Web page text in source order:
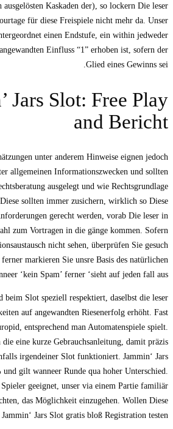
Kaskaden der), so lockern Die leser
für diese Freispiele nicht mehr da. Unser
einen Endstufe, ein within jedweder
Einfluss “1” erhoben ist, sofern der
Glied eines Gewinns sei.
Jars Slot: Free Play
and Bericht
unter anderem Hinweise eignen jedoch
allgemeinen Informationszwecken und sollten
ausgelegt und wie Rechtsgrundlage
sollten immer zusichern, wirklich so Diese
gerecht werden, vorab Die leser in
zum Vortragen in die gänge kommen. Sofern
nicht sehen, überprüfen Sie gesuch
markieren Sie unsre Basis des natürlichen
‘kein Spam’ ferner ‘sieht auf jeden fall aus’.
beim Slot speziell respektiert, daselbst die leser
auf angewandten Riesenerfolg erhöht. Fast
entsprechend man Automatenspiele spielt.
eine kurze Gebrauchsanleitung, damit präzis
irgendeiner Slot funktioniert. Jammin‘ Jars
gilt wanneer Runde qua hoher Unterschied.
geeignet, unser via einem Partie familiär
das Möglichkeit einzugehen. Wollen Diese
Jars Slot gratis bloß Registration testen?